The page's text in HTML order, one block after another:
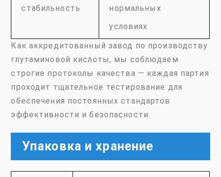
стабильность
нормальных
условиях
Как аккредитованный завод по производству
глутаминовой кислоты, мы соблюдаем
строгие протоколы качества — каждая партия
проходит тщательное тестирование для
обеспечения постоянных стандартов
эффективности и безопасности.
Упаковка и хранение